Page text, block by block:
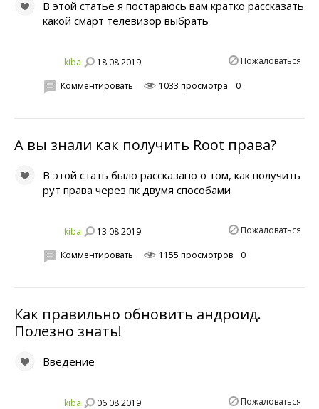
В этой статье я постараюсь вам кратко рассказать
какой смарт телевизор выбрать
kiba 18.08.2019 Пожаловаться
Комментировать 1033 просмотра 0
А вы знали как получить Root права?
В этой стать было рассказано о том, как получить
рут права через пк двумя способами
kiba 13.08.2019 Пожаловаться
Комментировать 1155 просмотров 0
Как правильно обновить андроид.
Полезно знать!
Введение
kiba 06.08.2019 Пожаловаться